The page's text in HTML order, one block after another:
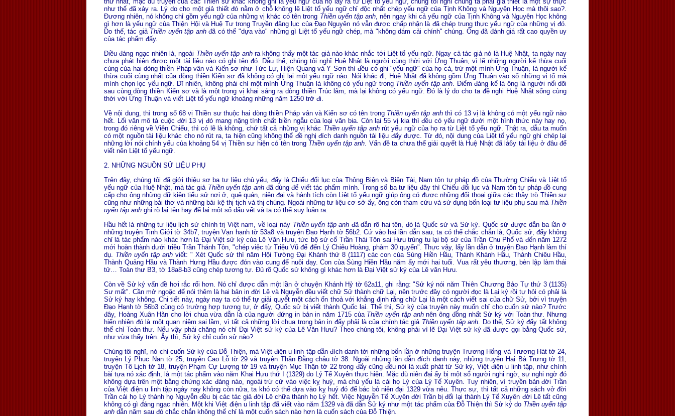
như thế đã xảy ra. Lý do cho một giả thiết đó nằm ở chỗ không lẽ Liệt tổ yếu ngữ chỉ độc nhất chép yếu ngữ của Tịnh Không và Nguyện Học mà thôi sao?.
Ðương nhiên, nó không chỉ gồm yếu ngữ của những vị khác có tên trong Thiền uyển tập anh, nên ngay khi cả yếu ngữ của Tịnh Không và Nguyện Học không
gì hơn là yếu ngữ của Thiện Hội và Huệ Tư trong Truyền đăng lục của Ðạo Nguyên nó vẫn được chấp nhận là đã chép trung thực yếu ngữ của những vị đó.
Do thế, tác giả Thiền uyển tập anhđã có thể "dựa vào" những gì Liệt tổ yếu ngữ chép, mà "không dám cải chính" chúng. Ông đã đánh giá rất cao quyền uy
của tác phẩm đấy.
Ðiều đáng ngạc nhiên là, ngoài Thiền uyển tập anhra không thấy một tác giả nào khác nhắc tới Liệt tổ yếu ngữ. Ngay cả tác giả nó là Huệ Nhật, ta ngày nay
chưa phát hiện được một tài liệu nào có ghi tên đó. Dẫu thế, chúng tôi nghĩ Huệ Nhật là người cùng thời với Ứng Thuận, vì lẽ những người kế thừa cuối
cùng của hai dòng thiền Pháp vân và Kiến sơ như Tức Lự, Hiện Quang và Y Sơn thì đều có ghi "yếu ngữ" của họ cả, trừ một mình Ứng Thuận, là người kế
thừa cuối cùng nhất của dòng thiền Kiến sơ đã không có ghi lại một yếu ngữ nào. Nói khác đi, Huệ Nhật đã không gồm Ứng Thuận vào số những vị tổ mà
mình chọn lọc yếu ngữ. Dĩ nhiên, không phải chỉ một mình Ứng Thuận là không có yếu ngữ trong Thiền uyển tập anh. Ðiểm đáng kể là ông là người nối dõi
sau cùng dòng thiền Kiến sơ và là một trong vị khai sáng ra dòng thiền Trúc lâm, mà lại không có yếu ngữ. Ðó là lý do cho ta đề nghị Huệ Nhật sống cùng
thời với Ứng Thuận và viết Liệt tổ yếu ngữ khoảng những năm 1250 trở đi.
Về nội dung, thì trong số 68 vị Thiền sư thuộc hai dòng thiền Pháp vân và Kiến sơ có tên trong Thiền uyển tập anhthì có 13 vị là không có một yếu ngữ nào
hết. Lối văn mô tả cuộc đời 13 vị đó mang nặng tính chất biền ngẫu của loại văn bia. Còn lại 55 vị kia thì đều có yếu ngữ dưới một hình thức này hay nọ,
trong đó riêng về Viên Chiếu, thì có lẽ là không, chứ tất cả những vị khác Thiền uyển tập anhrút yếu ngữ của họ ra từ Liệt tổ yếu ngữ. Thật ra, dẫu ta muốn
có một nguồn tài liệu khác cho nó rút ra, ta hiện cũng không thể đề nghị đích danh nguồn tài liệu đấy được. Từ đó, nội dung của Liệt tổ yếu ngữ ghi chép lại
những lời nói chính yếu của khoảng 54 vị Thiền sư hiện có tên trong Thiền uyển tập anh. Vấn đề ta chưa thể giải quyết là Huệ Nhật đã lá6y tài liệu ở đâu để
viết nên Liệt tổ yếu ngữ.
2. NHỮNG NGUỒN SỬ LIỆU PHỤ
Trên đây, chúng tôi đã giới thiệu sơ ba tư liệu chủ yếu, đấy là Chiếu đối lục của Thông Biện và Biện Tài, Nam tôn tự pháp đồ của Thường Chiếu và Liệt tổ
yếu ngữ của Huệ Nhật, mà tác giả Thiền uyển tập anhđã dùng để viết tác phẩm mình. Trong số ba tư liệu đây thì Chiếu đối lục và Nam tôn tự pháp đồ cung
cấp cho ông những dữ kiện tiểu sử nơi ở, quê quán, niên đại và hành tích còn Liệt tổ yếu ngữ giúp ông có được những đối thoại giữa các thầy trò Thiền sư
cũng như những bài thơ và những bài kệ thị tịch và thị chúng. Ngoài những tư liệu cơ sở ấy, ông còn tham cứu và sử dụng bốn loại tư liệu phụ sau mà Thiền
uyển tập anh ghi rõ lại tên hay để lại một số dấu vết và ta có thể suy luận ra.
Hầu hết là những tư liệu lịch sử chính trị Việt nam, về loại này Thiền uyển tập anh đã dẫn rõ hai tên, đó là Quốc sử và Sử ký. Quốc sử được dẫn ba lần ở
những truyện Tịnh Giới tờ 34b7, truyện Vạn hạnh tờ 53a8 và truyện Ðạo Hạnh tờ 56b2. Cứ vào hai lần dẫn sau, ta có thể chắc chắn là, Quốc sử, đấy không
chỉ là tác phẩm nào khác hơn là Ðại Việt sử ký của Lê Văn Hưu, tức bộ sử cổ Trần Thái Tôn sai Hưu trùng tu lại bộ sử của Trần Chu Phổ và đến năm 1272
mới hoàn thành dưới triều Trần Thánh Tôn, "chép việc từ Triệu Vũ đế đến Lý Chiêu Hoàng, phàm 30 quyển". Thực vậy, lấy lần dẫn ở truyện Ðạo Hạnh làm thí
dụ. Thiền uyển tập anhviết: " Xét Quốc sử thì năm Hội Tường Ðại Khánh thứ 8 (1117) các con của Sùng Hiền Hầu, Thành Khánh Hầu, Thành Chiêu Hầu,
Thành Quảng Hầu và Thành Hưng Hầu được đón vào cung để nuôi dạy. Con của Sùng Hiền Hầu năm ấy mới hai tuổi. Vua rất yêu thương, bèn lập làm thái
tử… Toàn thư B3, tờ 18a8-b3 cũng chép tương tự. Ðủ rõ Quốc sử không gì khác hơn là Ðại Việt sử ký của Lê văn Hưu.
Còn về Sử ký vấn đề hơi rắc rối hơn. Nó chỉ được dẫn một lần ở chuyện Khánh Hỷ tờ 62a11, ghi rằng: "Sử ký nói năm Thiên Chương Bảo Tự thứ 3 (1135)
Sư mất". Cần mở ngoặc để nói thêm là hai bản in đời Lê và Nguyễn đều viết chữ Sử thành chữ Lại, nên trước đây có người đọc là Lại ký rồi tự hỏi có phải là
Sử ký hay không. Chi tiết này, ngày nay ta có thể tự giải quyết một cách ổn thoả với khẳng định rằng chữ Lại là một cách viết sai của chữ Sử, bởi vì truyện
Ðạo Hạnh tờ 56b3 cũng có trường hợp tương tự, ở đấy, Quốc sử bị viết thành Quốc lại. Thế thì, Sử ký của truyện này muốn chỉ cho cuốn sử nào? Trước
đây, Hoàng Xuân Hãn cho lời chua vừa dẫn là của người đứng in bản in năm 1715 của Thiền uyển tập anhnên ông đồng nhất Sử ký với Toàn thư. Nhưng
hiển nhiên đó là một quan niệm sai lầm, vì tất cả những lời chua trong bản in đấy phải là của chính tác giả Thiền uyển tập anh. Do thế, Sử ký đấy tất không
thể chỉ Toàn thư. Nếu vậy phải chăng nó chỉ Ðại Việt sử ký của Lê Văn Hưu? Theo chúng tôi, không phải vì lẽ Ðại Việt sử ký đã được gọi bằng Quốc sử,
như vừa thấy trên. Ấy thì, Sử ký chỉ cuốn sử nào?
Chúng tôi nghĩ, nó chỉ cuốn Sử ký của Ðỗ Thiện, mà Việt điện u linh tập dẫn đích danh tới những bốn lần ở những truyện Trương Hống và Trương Hát tờ 24,
truyện Lý Phục Nan tờ 25, truyện Cao Lỗ tờ 29 và truyện Thần Ðằng châu tờ 38. Ngoài những lần dẫn đích danh này, những truyện Hai Bà Trưng tờ 11,
truyện Tô Lịch tờ 18, truyện Phạm Cự Lượng tờ 19 và truyện Mục Thận tờ 22 trong đấy cũng đều nói là xuất phát từ Sử ký, Việt điện u linh tập, như chính
bài tựa nó xác định, là một tác phẩm vào năm Khai Hựu thứ I (1329) do Lý Tế Xuyên thực hiện. Mặc dù niên đại ấy bị một số người nghi ngờ, sự nghi ngờ đó
không dựa trên một bằng chứng xác đáng nào, ngoài trừ cứ vào việc kỵ huý, mà chủ yếu là cái họ Lý của Lý Tế Xuyên. Tuy nhiên, vì truyền bản đời Trần
của Việt điện u linh tập ngày nay không còn nữa, ta khó có thể dựa vào kỵ huý đó để bác bỏ niên đại 1329 vừa nêu. Thực sự, thì tất cả những sách vở đời
Trần cải họ Lý thành họ Nguyễn đều bị các tác giả đời Lê chữa thành họ Lý hết. Việc Nguyễn Tế Xuyên đời Trần bị đổi lại thành Lý Tế Xuyên đời Lê tất cũng
không có gì đáng ngạc nhiên. Một khi Việt điện u linh tập đã viết vào năm 1329 và đã dẫn Sử ký như một tác phẩm của Ðỗ Thiện thì Sử ký do Thiền uyển tập
anh dẫn năm sau đó chắc chắn không thể chỉ là một cuốn sách nào hơn là cuốn sách của Ðỗ Thiện.